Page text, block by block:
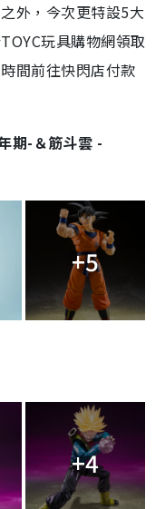
外，今次更特設5大
玩具購物網領取
間前往快閃店付款
期-＆筋斗雲 -
+5
+4